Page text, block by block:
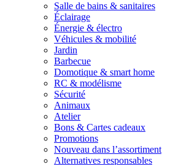
Salle de bains & sanitaires
Éclairage
Énergie & électro
Véhicules & mobilité
Jardin
Barbecue
Domotique & smart home
RC & modélisme
Sécurité
Animaux
Atelier
Bons & Cartes cadeaux
Promotions
Nouveau dans l’assortiment
Alternatives responsables